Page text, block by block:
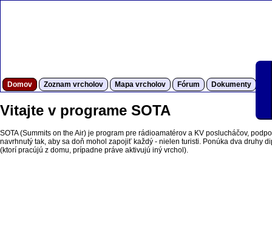
Domov Zoznam vrcholov Mapa vrcholov Fórum Dokumenty
Vitajte v programe SOTA
SOTA (Summits on the Air) je program pre rádioamatérov a KV poslucháčov,
navrhnutý tak, aby sa doň mohol zapojiť každý - nielen turisti. Ponúka dva druhy
(ktorí pracújú z domu, prípadne práve aktivujú iný vrchol).